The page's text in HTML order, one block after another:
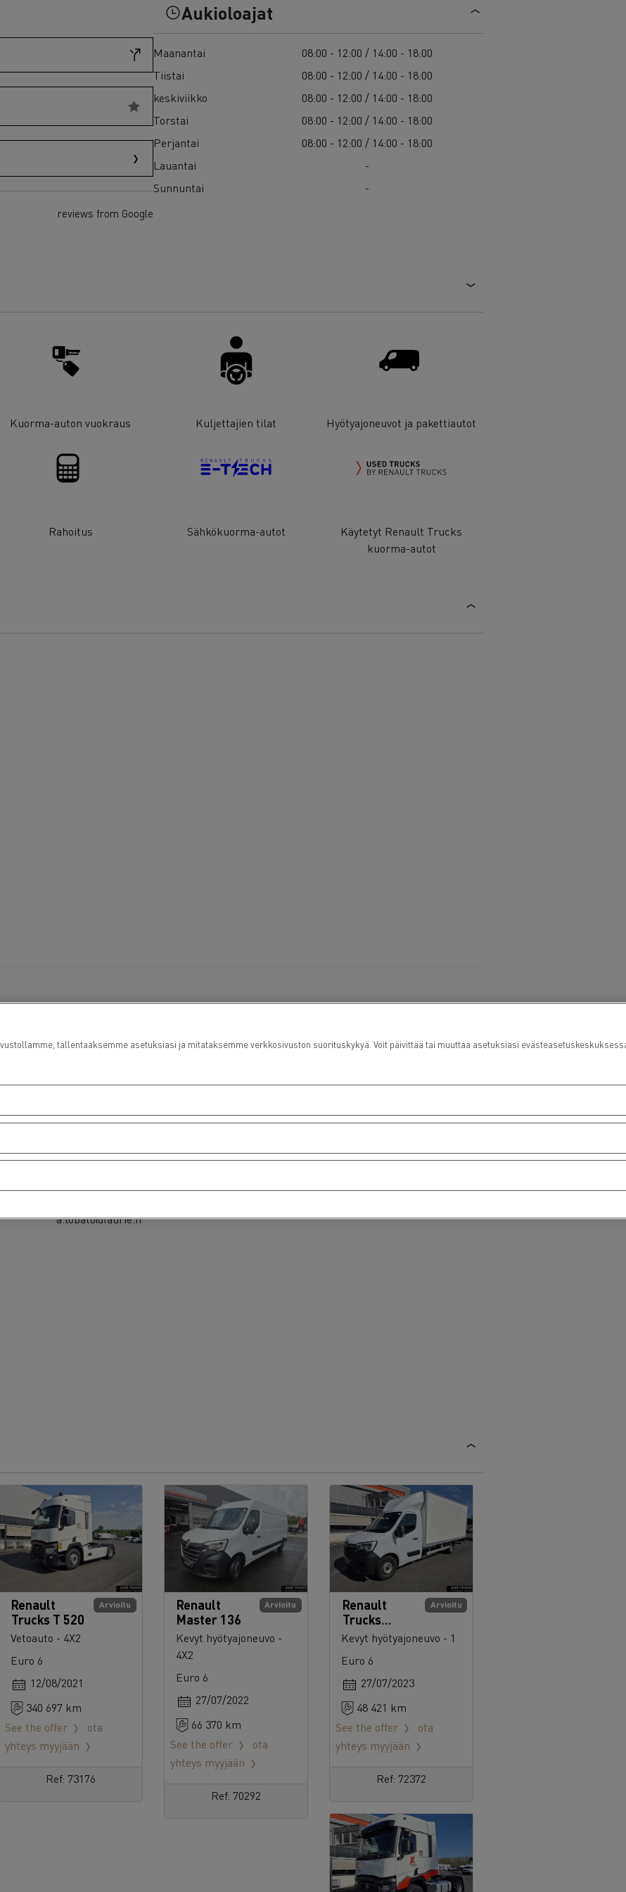
Sähkökuorma-auton rahoitus
Delanchy Group
Feldschlösschen - Carlsberg
reviews from Google
Aukioloajat
Maanantai
08:00 - 12:00 / 14:00 - 18:00
Tiistai
08:00 - 12:00 / 14:00 - 18:00
keskiviikko
08:00 - 12:00 / 14:00 - 18:00
Torstai
08:00 - 12:00 / 14:00 - 18:00
Perjantai
08:00 - 12:00 / 14:00 - 18:00
Lauantai
-
Sunnuntai
-
Kuorma-auton vuokraus Kuljettajien tilat Hyötyajoneuvot ja pakettiautot
Rahoitus Sähkökuorma-autot
Käytetyt Renault Trucks
kuorma-autot
Sales contact
a.lobato@faurie.fr
Service contact
Arvioitu
Renault
Trucks T 520
Vetoauto - 4X2
Euro 6
12/08/2021
340 697 km
See the offer
ota
yhteys myyjään
Ref: 73176
Arvioitu
Renault
Master 136
Kevyt hyötyajoneuvo -
4X2
Euro 6
27/07/2022
66 370 km
See the offer
ota
yhteys myyjään
Ref: 70292
Arvioitu
Renault
Trucks
Master 145
Kevyt hyötyajoneuvo - 1
Euro 6
27/07/2023
48 421 km
See the offer
ota
yhteys myyjään
Ref: 72372
tallentaaksemme asetuksiasi ja mitataksemme verkkosivuston suorituskykyä. Voit päivittää tai muuttaa asetuksiasi